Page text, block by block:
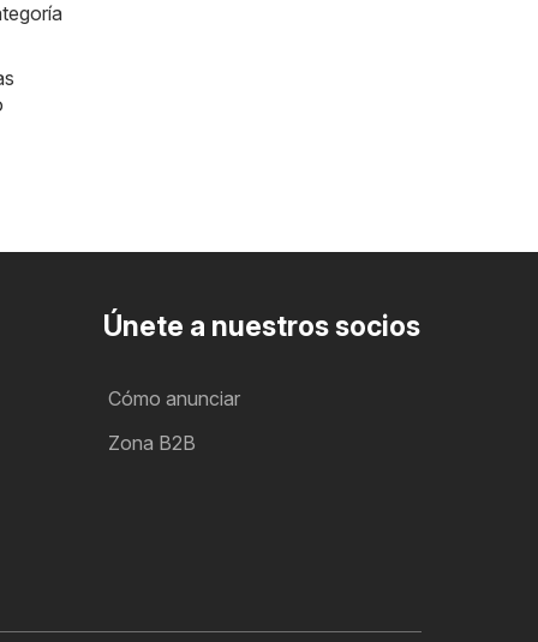
Únete a nuestros socios
Cómo anunciar
Zona B2B